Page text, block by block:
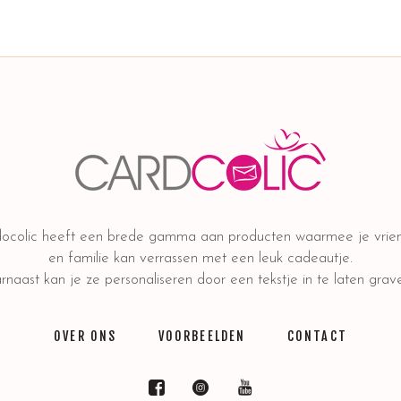
heeft een brede gamma aan producten waarmee je
en familie kan verrassen met een leuk cadeautje.
kan je ze personaliseren door een tekstje in te laten
OVER ONS VOORBEELDEN CONTACT